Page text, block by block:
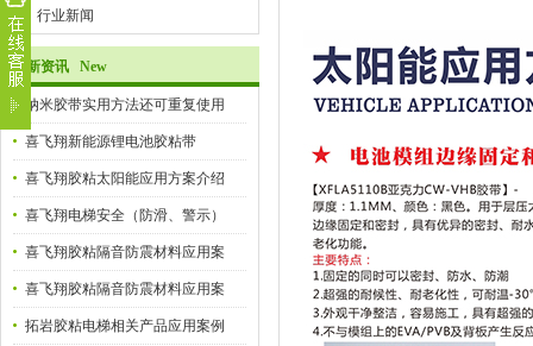
行业新闻
最新资讯 New
纳米胶带实用方法还可重复使用
喜飞翔新能源锂电池胶粘带
喜飞翔胶粘太阳能应用方案介绍
喜飞翔电梯安全（防滑、警示）
喜飞翔胶粘隔音防震材料应用案
喜飞翔胶粘隔音防震材料应用案
拓岩胶粘电梯相关产品应用案例